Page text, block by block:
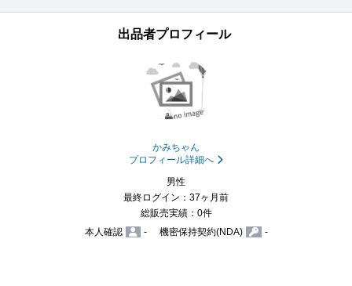
出品者プロフィール
かみちゃん
プロフィール詳細へ
男性
最終ログイン：37ヶ月前
総販売実績：0件
本人確認
- 機密保持契約(NDA) -